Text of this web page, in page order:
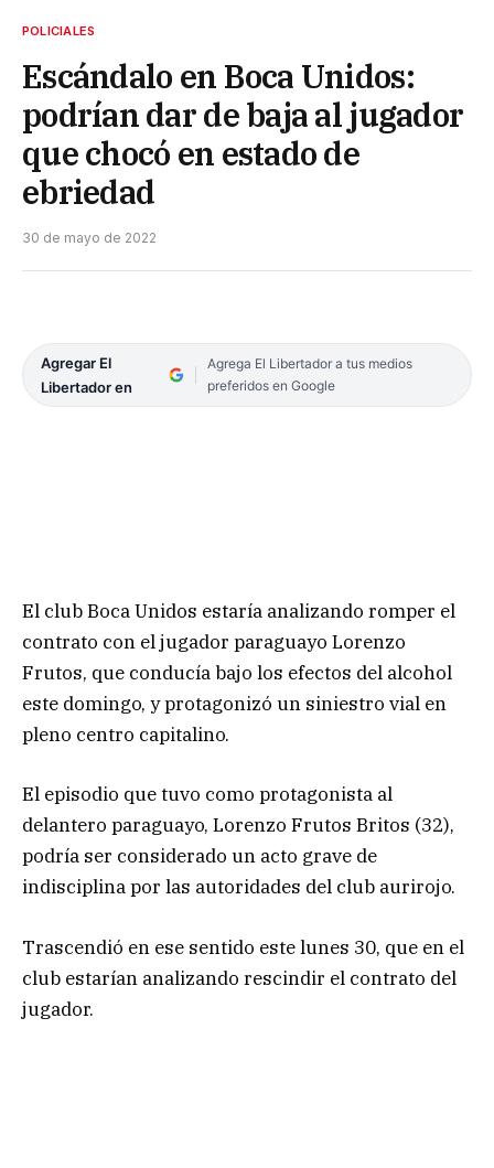
POLICIALES
Escándalo en Boca Unidos:
podrían dar de baja al jugador
que chocó en estado de
ebriedad
30 de mayo de 2022
Agregar El
Libertador en
Agrega El Libertador a tus medios
preferidos en Google
El club Boca Unidos estaría analizando romper el
contrato con el jugador paraguayo Lorenzo
Frutos, que conducía bajo los efectos del alcohol
este domingo, y protagonizó un siniestro vial en
pleno centro capitalino.
El episodio que tuvo como protagonista al
delantero paraguayo, Lorenzo Frutos Britos (32),
podría ser considerado un acto grave de
indisciplina por las autoridades del club aurirojo.
Trascendió en ese sentido este lunes 30, que en el
club estarían analizando rescindir el contrato del
jugador.